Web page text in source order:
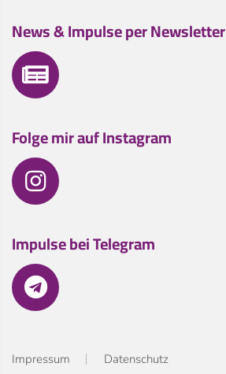
News & Impulse per Newsletter
Folge mir auf Instagram
Impulse bei Telegram
Impressum Datenschutz